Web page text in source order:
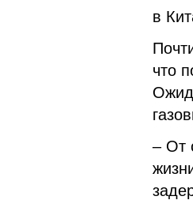
в
что
– От